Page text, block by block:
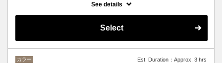
デザインによってご相談しながらベストな選択をさせて頂きます。
ヘッドスパはオーガニックヘアケアブランドの「ルネフルトレール」を
使ったoone が自信を持っておすすめするヘッドスパです。
See details
Select
カラー Est. Duration：Approx. 3 hrs